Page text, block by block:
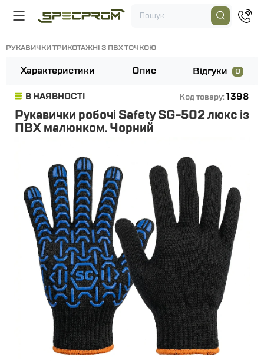
РУКАВИЧКИ ТРИКОТАЖНІ З ПВХ ТОЧКОЮ
Характеристики Опис Відгуки 0
В НАЯВНОСТІ Код товару:1398
Рукавички робочі Safety SG-502 люкс із
ПВХ малюнком. Чорний